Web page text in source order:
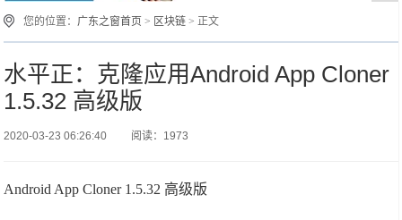
您的位置： 广东之窗首页 > 区块链 > 正文
水平正：克隆应用Android App Cloner
1.5.32 高级版
2020-03-23 06:26:40 阅读：1973
Android App Cloner 1.5.32 高级版